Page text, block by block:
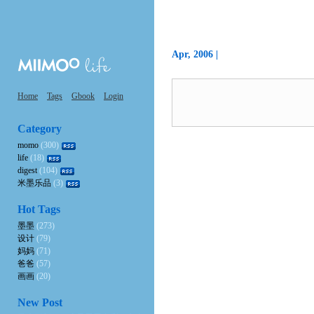
Home Tags Gbook Login
Apr, 2006 |
Category
momo (300)
life (18)
digest(104)
米墨乐品 (3)
Hot Tags
墨墨 (273)
设计 (79)
妈妈 (71)
爸爸 (57)
画画 (20)
New Post